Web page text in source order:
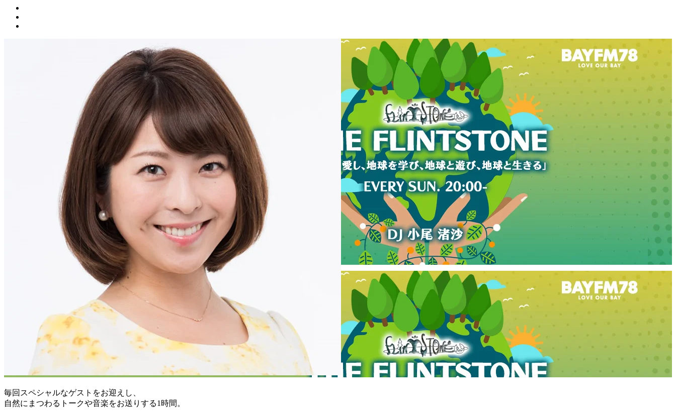
毎回スペシャルなゲストをお迎えし、
自然にまつわるトークや音楽をお送りする1時間。